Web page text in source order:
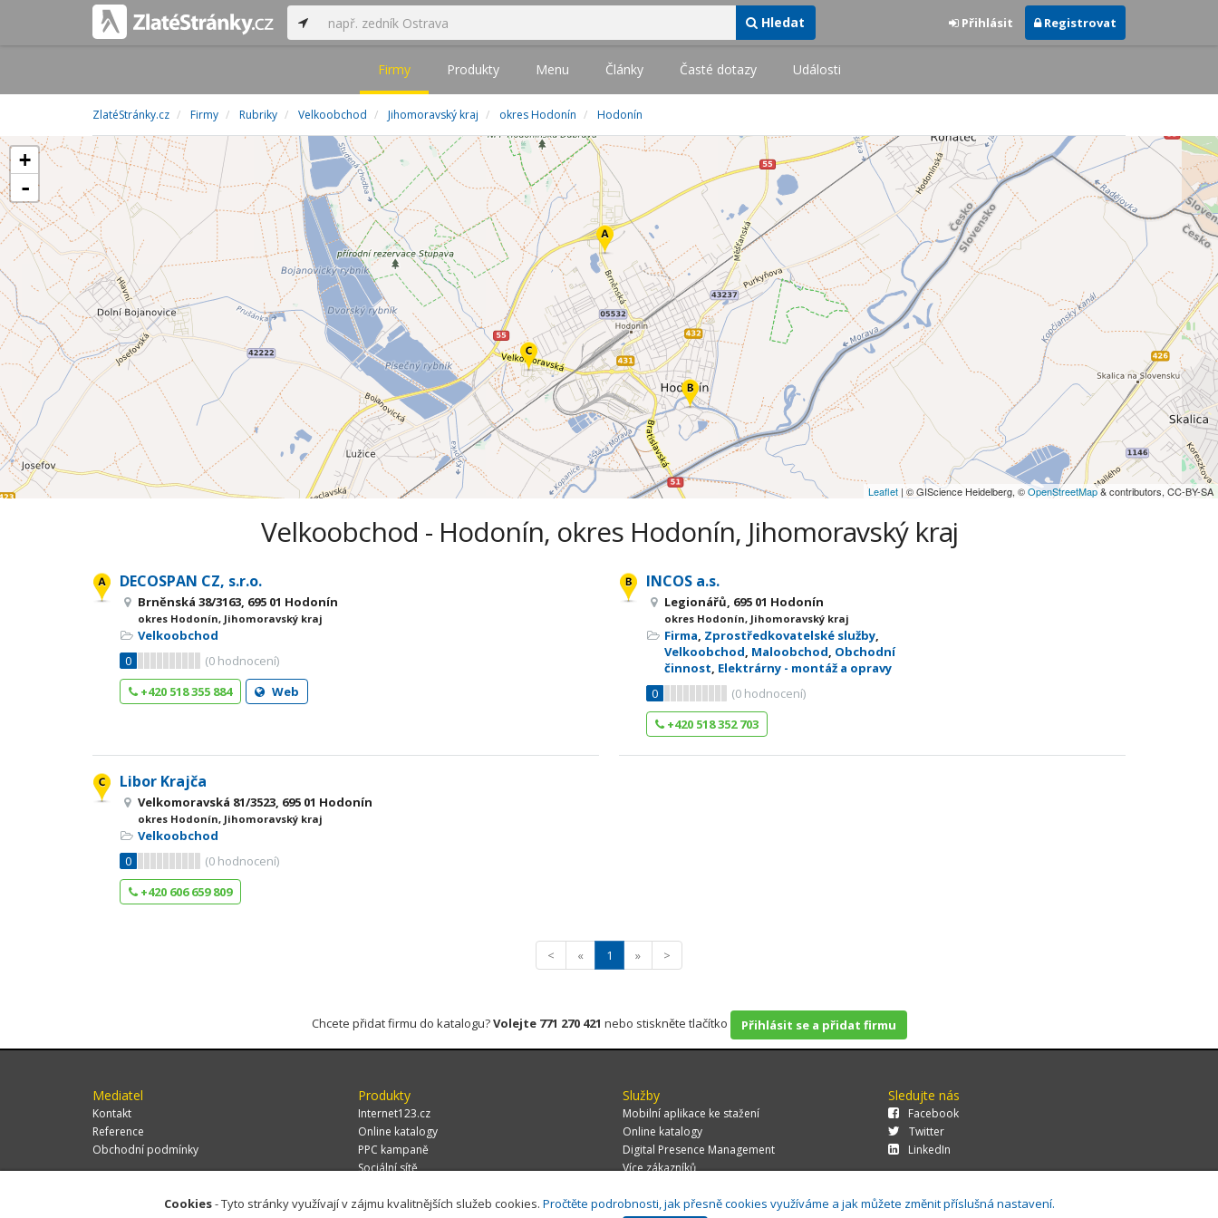
Hledat Přihlásit Registrovat
Firmy Produkty Menu Články Časté dotazy Události
ZlatéStránky.cz Firmy Rubriky Velkoobchod Jihomoravský kraj okres Hodonín Hodonín
+
-
Leaflet | © GIScience Heidelberg, ©OpenStreetMap& contributors, CC-BY-SA
Velkoobchod - Hodonín, okres Hodonín, Jihomoravský kraj
DECOSPAN CZ, s.r.o.
Brněnská 38/3163, 695 01 Hodonín
okres Hodonín, Jihomoravský kraj
Velkoobchod
0
(0 hodnocení)
+420 518 355 884
Web
INCOS a.s.
Legionářů, 695 01 Hodonín
okres Hodonín, Jihomoravský kraj
Firma, Zprostředkovatelské služby,
Velkoobchod, Maloobchod, Obchodní
činnost, Elektrárny - montáž a opravy
0
(0 hodnocení)
+420 518 352 703
Libor Krajča
Velkomoravská 81/3523, 695 01 Hodonín
okres Hodonín, Jihomoravský kraj
Velkoobchod
0
(0 hodnocení)
+420 606 659 809
< « 1 » >
Chcete přidat firmu do katalogu?Volejte 771 270 421 nebo stiskněte tlačítko Přihlásit se a přidat firmu
Mediatel
Kontakt
Reference
Obchodní podmínky
Produkty
Internet123.cz
Online katalogy
PPC kampaně
Sociální sítě
Služby
Mobilní aplikace ke stažení
Online katalogy
Digital Presence Management
Více zákazníků
Sledujte nás
Facebook
Twitter
LinkedIn
Cookies- Tyto stránky využívají v zájmu kvalitnějších služeb cookies. Pročtěte podrobnosti, jak přesně cookies využíváme a jak můžete změnit příslušná nastavení.